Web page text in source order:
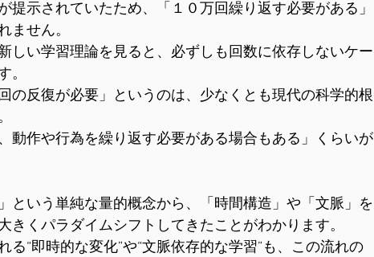
提示されていたため、「１０万回繰り返す必要がある」
ません。
しい学習理論を見ると、必ずしも回数に依存しないケー
。
の反復が必要」というのは、少なくとも現代の科学的根
動作や行為を繰り返す必要がある場合もある」くらいが
という単純な量的概念から、「時間構造」や「文脈」を
きくパラダイムシフトしてきたことがわかります。
る“即時的な変化”や“文脈依存的な学習”も、この流れの